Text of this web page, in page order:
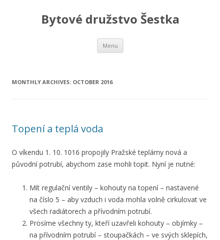
Bytové družstvo Šestka
Menu Skip
content
MONTHLY ARCHIVES: OCTOBER 2016
Topení a teplá voda
O víkendu 1. 10. 1016 propojily Pražské teplárny nová a
původní potrubí, abychom zase mohli topit. Nyní je nutné:
Mít regulační ventily – kohouty na topení – nastavené
na číslo 5 – aby vzduch i voda mohla volně cirkulovat ve
všech radiátorech a přívodním potrubí.
Prosíme všechny ty, kteří uzavřeli kohouty – objímky –
na přívodním potrubí – stoupačkách – ve svých sklepích,